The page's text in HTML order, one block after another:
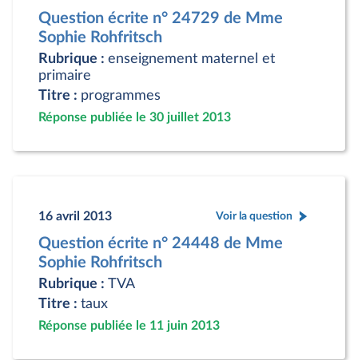
Question écrite n° 24729 de Mme
Sophie Rohfritsch
Rubrique : enseignement maternel et
primaire
Titre : programmes
Réponse publiée le 30 juillet 2013
16 avril 2013 Voir la question
Question écrite n° 24448 de Mme
Sophie Rohfritsch
Rubrique : TVA
Titre : taux
Réponse publiée le 11 juin 2013